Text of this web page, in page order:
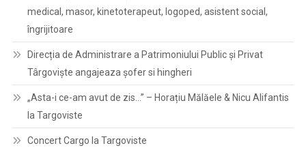
medical, masor, kinetoterapeut, logoped, asistent social,
îngrijitoare
Direcția de Administrare a Patrimoniului Public și Privat
Târgoviște angajeaza șofer si hingheri
„Asta-i ce-am avut de zis…” – Horațiu Mălăele & Nicu Alifantis
la Targoviste
Concert Cargo la Targoviste